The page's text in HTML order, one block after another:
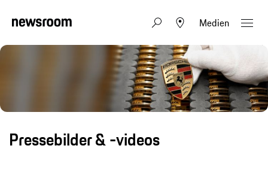
Medien
Pressebilder & -videos